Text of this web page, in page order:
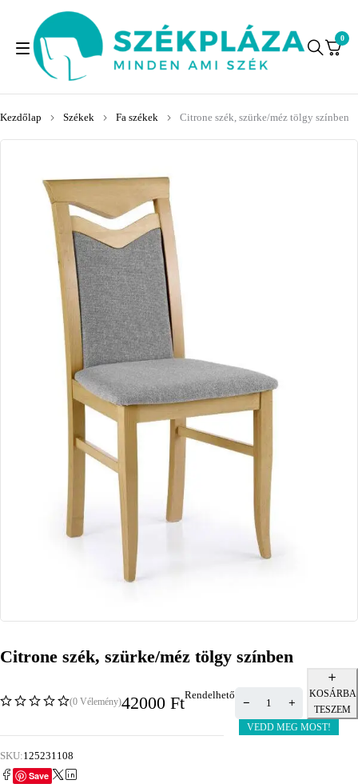
0
Kezdőlap Székek Fa székek Citrone szék, szürke/méz tölgy színben
Citrone szék, szürke/méz tölgy színben
(0 Vélemény)42000 FtRendelhető
KOSÁRBA
TESZEM
VEDD MEG MOST!
SKU:125231108
Save